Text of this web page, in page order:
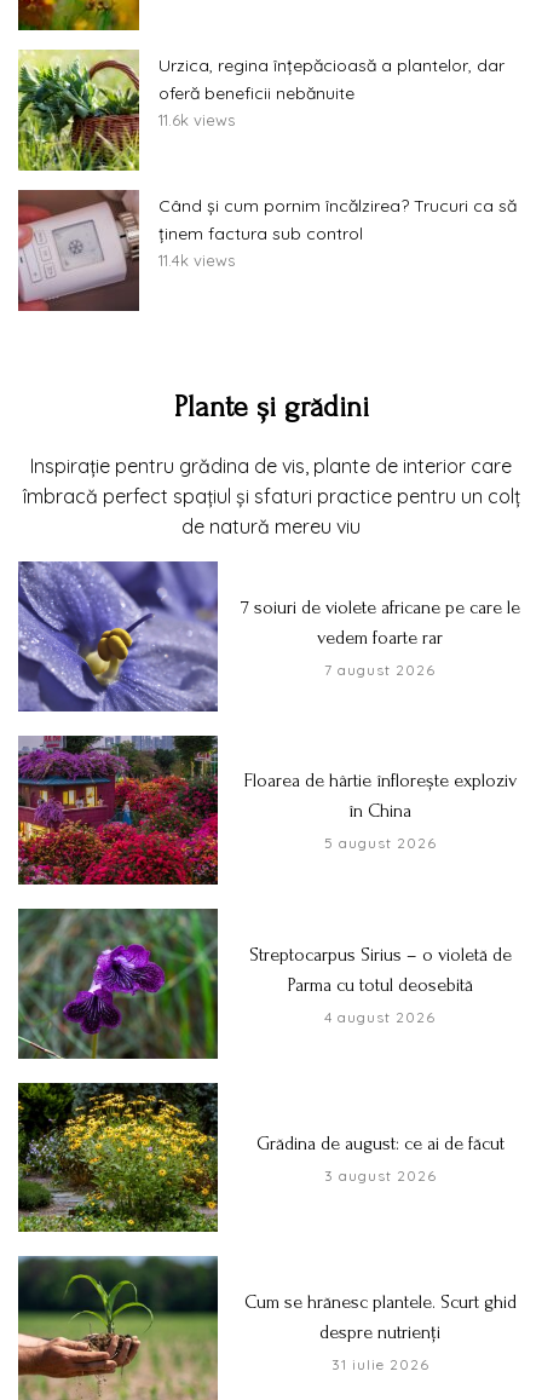
Urzica, regina înțepăcioasă a plantelor, dar
oferă beneficii nebănuite
11.6k views
Când și cum pornim încălzirea? Trucuri ca să
ținem factura sub control
11.4k views
Plante și grădini
Inspirație pentru grădina de vis, plante de interior care
îmbracă perfect spațiul și sfaturi practice pentru un colț
de natură mereu viu
7 soiuri de violete africane pe care le
vedem foarte rar
7 august 2026
Floarea de hârtie înflorește exploziv
în China
5 august 2026
Streptocarpus Sirius – o violetă de
Parma cu totul deosebită
4 august 2026
Grădina de august: ce ai de făcut
3 august 2026
Cum se hrănesc plantele. Scurt ghid
despre nutrienți
31 iulie 2026